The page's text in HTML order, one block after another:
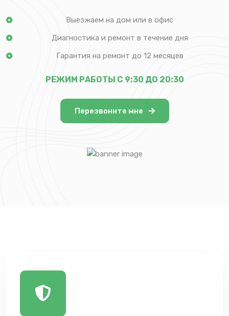
Выезжаем на дом или в офис
Диагностика и ремонт в течение дня
Гарантия на ремонт до 12 месяцев
РЕЖИМ РАБОТЫ С 9:30 ДО 20:30
Перезвоните мне